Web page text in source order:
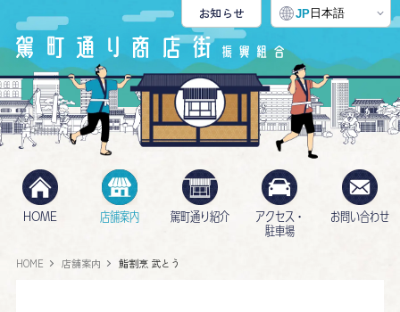
HOME 店舗案内 駕町通り紹介
アクセス・
駐車場
お問い合わせ
お知らせ JP 日本語
HOME 店舗案内 鮨割烹 武とう